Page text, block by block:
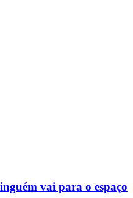
vai para o espaço